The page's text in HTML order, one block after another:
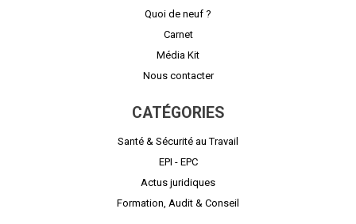
Quoi de neuf ?
Carnet
Média Kit
Nous contacter
CATÉGORIES
Santé & Sécurité au Travail
EPI - EPC
Actus juridiques
Formation, Audit & Conseil